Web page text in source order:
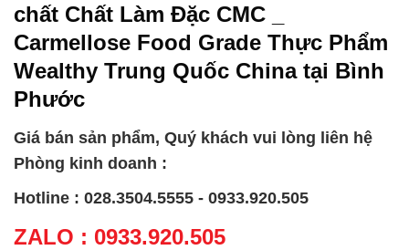
chất Chất Làm Đặc CMC _
Carmellose Food Grade Thực Phẩm
Wealthy Trung Quốc China tại Bình
Phước
Giá bán sản phẩm, Quý khách vui lòng liên hệ
Phòng kinh doanh :
Hotline : 028.3504.5555 - 0933.920.505
ZALO : 0933.920.505